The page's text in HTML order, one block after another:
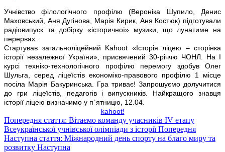
Учнівство філологічного профілю (Вероніка Шупило, Денис
Маховський, Аня Дугінова, Марія Кирик, Аня Костюк) підготували
радіовипуск та добірку «історичної» музики, що лунатиме на
перервах.
Стартував загальноліцейний Kahoot «Історія ліцею – сторінка
історії незалежної України», присвячений 30-річчю ЧОНЛ. На І
курсі техніко-технологічного профілю перемогу здобув Олег
Шульга, серед ліцеїстів економіко-правового профілю 1 місце
посіла Марія Бакуринська. Гра триває! Запрошуємо долучитися
до гри ліцеїстів, педагогів і випускників. Найкращого знавця
історії ліцею визначимо у п`ятницю, 12.04.
kahoot!
Попередня стаття: Вітаємо команду учасників IV етапу
Всеукраїнської учнівської олімпіади з історіїПопередня
Наступна стаття: Міжнародний день спорту на благо миру та
розвитку Наступна